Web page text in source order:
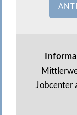
Jobcenter